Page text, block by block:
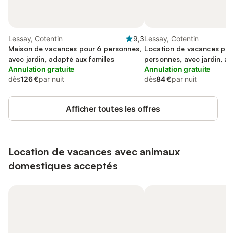
Lessay, Cotentin
9,3
Maison de vacances pour 6 personnes,
avec jardin, adapté aux familles
Annulation gratuite
dès126 €par nuit
Lessay, Cotentin
Location de vacances
personnes, avec jardin,
acceptés
Annulation gratuite
dès84 €par nuit
Afficher toutes les offres
Location de vacances avec animaux
domestiques acceptés